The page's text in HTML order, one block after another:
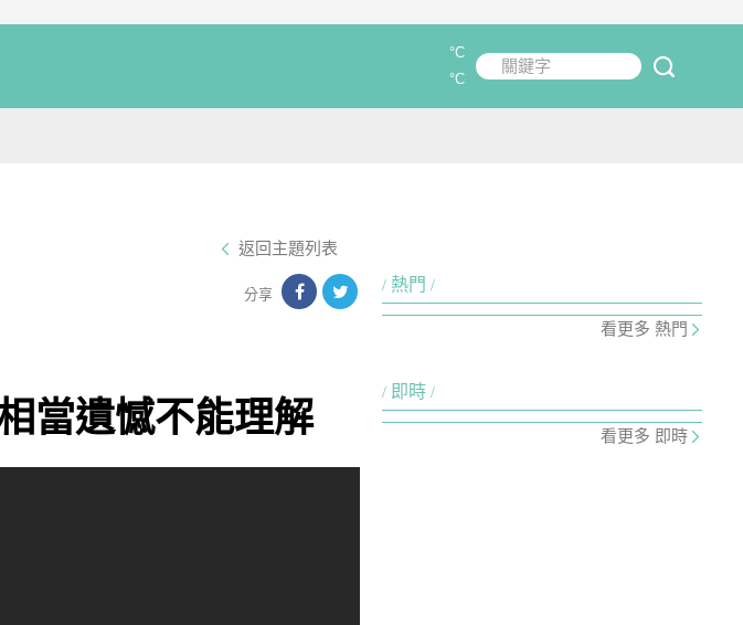
關鍵字
°C
°C
返回主題列表
分享
當遺憾不能理解
熱門
看更多 熱門
即時
看更多 即時